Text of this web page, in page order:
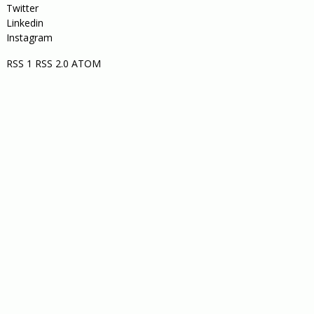
Twitter
Linkedin
Instagram
RSS 1 RSS 2.0 ATOM